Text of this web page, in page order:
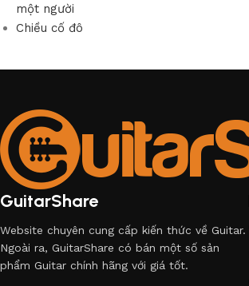
một người
Chiều cố đô
GuitarShare
Website chuyên cung cấp kiến thức về Guitar.
Ngoài ra, GuitarShare có bán một số sản
phẩm Guitar chính hãng với giá tốt.